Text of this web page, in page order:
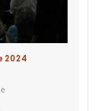
2024